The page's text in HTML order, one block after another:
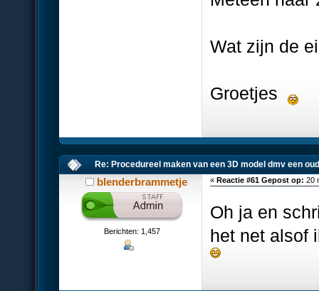
Wat zijn de
Groetjes
Re: Procedureel maken van een 3D model dmv een
blenderbrammetje
Berichten: 1,457
«Reactie #61 Gepost op: 20
Oh ja en
het net alsof